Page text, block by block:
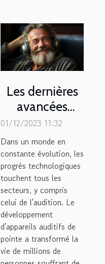
Les dernières
avancées
technologiques
en matière
d'appareils
auditifs
01/12/2023 11:32
Dans un monde en
constante évolution, les
progrès technologiques
touchent tous les
secteurs, y compris
celui de l'audition. Le
développement
d'appareils auditifs de
pointe a transformé la
vie de millions de